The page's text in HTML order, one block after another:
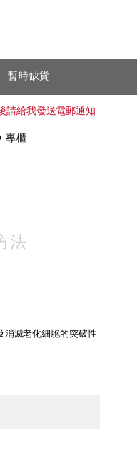
暫時缺貨
請給我發送電郵通知
專櫃
法
消滅老化細胞的突破性